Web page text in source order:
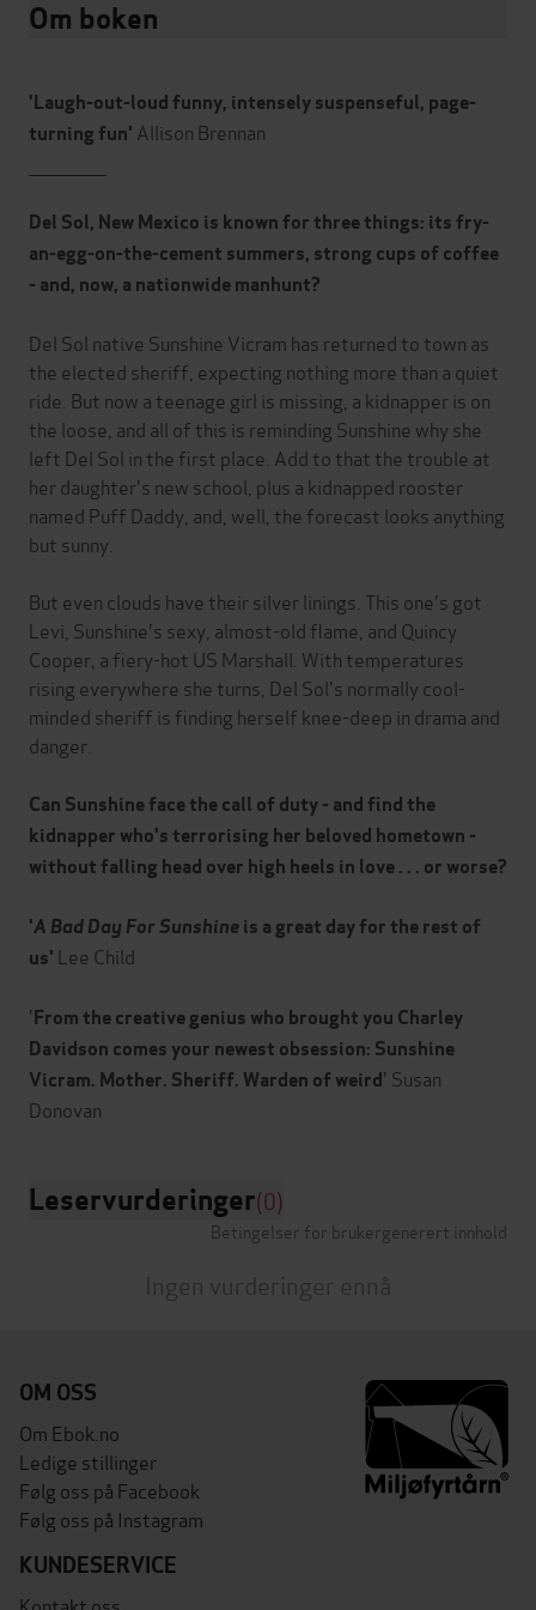
Om boken
'Laugh-out-loud funny, intensely suspenseful, page-
turning fun' Allison Brennan
Del Sol, New Mexico is known for three things: its fry-
an-egg-on-the-cement summers, strong cups of coffee
- and, now, a nationwide manhunt?
Del Sol native Sunshine Vicram has returned to town as
the elected sheriff, expecting nothing more than a quiet
ride. But now a teenage girl is missing, a kidnapper is on
the loose, and all of this is reminding Sunshine why she
left Del Sol in the first place. Add to that the trouble at
her daughter's new school, plus a kidnapped rooster
named Puff Daddy, and, well, the forecast looks anything
but sunny.
But even clouds have their silver linings. This one's got
Levi, Sunshine's sexy, almost-old flame, and Quincy
Cooper, a fiery-hot US Marshall. With temperatures
rising everywhere she turns, Del Sol's normally cool-
minded sheriff is finding herself knee-deep in drama and
danger.
Can Sunshine face the call of duty - and find the
kidnapper who's terrorising her beloved hometown -
without falling head over high heels in love . . . or worse?
'A Bad Day For Sunshineis a great day for the rest of
us' Lee Child
'From the creative genius who brought you Charley
Davidson comes your newest obsession: Sunshine
Vicram. Mother. Sheriff. Warden of weird' Susan
Leservurderinger(0)
Betingelser for brukergenerert innhold
Ingen vurderinger ennå
OM OSS
Om Ebok.no
Ledige stillinger
Følg oss på Facebook
Følg oss på Instagram
KUNDESERVICE